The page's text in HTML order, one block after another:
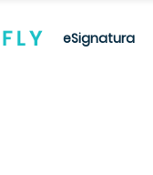
eSignatura